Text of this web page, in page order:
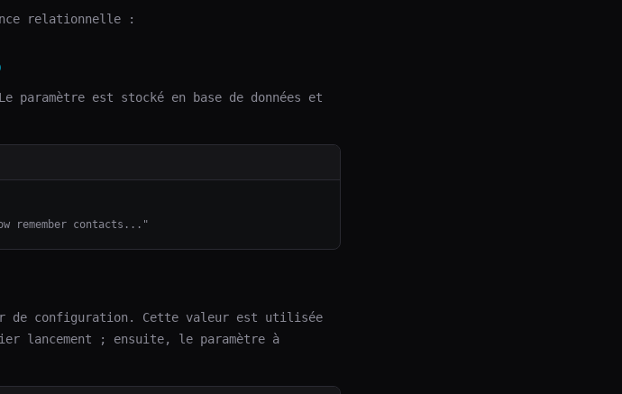
relationnelle :
est stocké en base de données et
remember contacts..."
configuration. Cette valeur est utilisée
lancement ; ensuite, le paramètre à